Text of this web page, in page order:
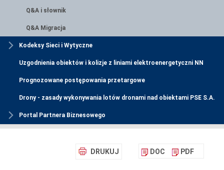
Q&A i słownik
Q&A Migracja
Kodeksy Sieci i Wytyczne
Uzgodnienia obiektów i kolizje z liniami elektroenergetyczni NN
Prognozowane postępowania przetargowe
Drony - zasady wykonywania lotów dronami nad obiektami PSE S.A.
Portal Partnera Biznesowego
DRUKUJ DOC PDF